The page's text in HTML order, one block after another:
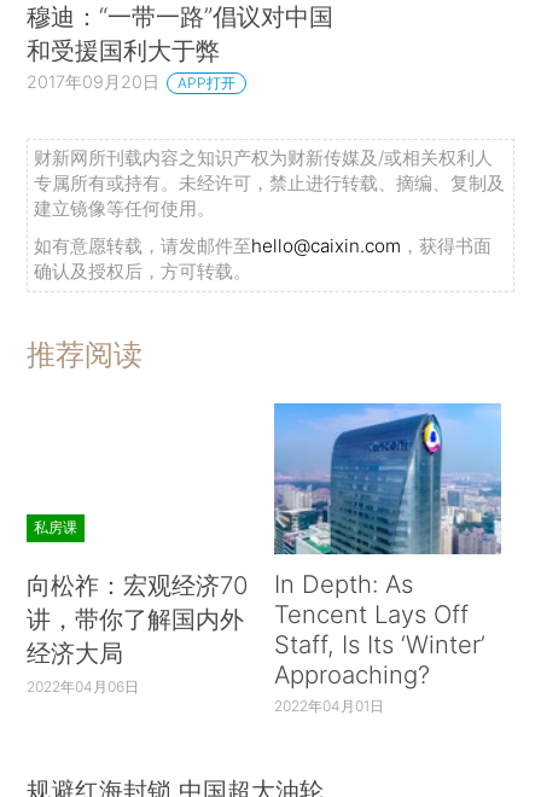
穆迪：“一带一路”倡议对中国
和受援国利大于弊
2017年09月20日 APP打开
财新网所刊载内容之知识产权为财新传媒及/或相关权利人
专属所有或持有。未经许可，禁止进行转载、摘编、复制及
建立镜像等任何使用。
如有意愿转载，请发邮件至hello@caixin.com ，获得书面
确认及授权后，方可转载。
推荐阅读
私房课
向松祚：宏观经济70
讲，带你了解国内外
经济大局
2022年04月06日
In Depth: As
Tencent Lays Off
Staff, Is Its ‘Winter’
Approaching?
2022年04月01日
规避红海封锁 中国超大油轮